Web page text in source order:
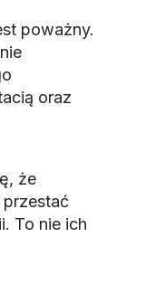
poważny.
oraz
że
To nie ich